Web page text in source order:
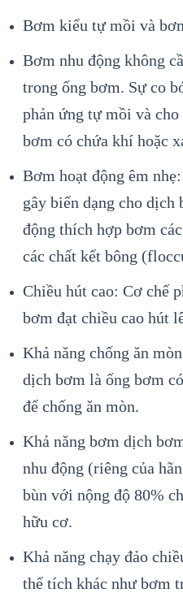
Bơm kiểu tự mồi và
Bơm nhu động không
trong ống bơm. Sự co
phản ứng tự mồi và
bơm có chứa khí hoặc
Bơm hoạt động êm
gây biến dạng cho dịch
động thích hợp bơm
các chất kết bông
Chiều hút cao: Cơ chế
bơm đạt chiều cao hút
Khả năng chống ăn
dịch bơm là ống bơm
để chống ăn mòn.
Khả năng bơm dịch
nhu động (riêng của
bùn với nộng độ 80%
hữu cơ.
Khả năng chạy đảo
thể tích khác như bơm